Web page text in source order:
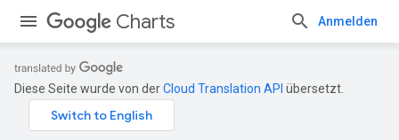
Charts Anmelden
Diese Seite wurde von derCloud Translation API übersetzt.